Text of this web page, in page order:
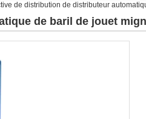
de distribution de distributeur
de baril de jouet